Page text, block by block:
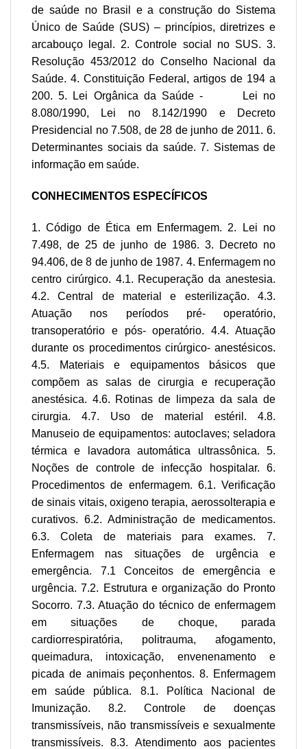
de saúde no Brasil e a construção do Sistema
Único de Saúde (SUS) – princípios, diretrizes e
arcabouço legal. 2. Controle social no SUS. 3.
Resolução 453/2012 do Conselho Nacional da
Saúde. 4. Constituição Federal, artigos de 194 a
200. 5. Lei Orgânica da Saúde ‐ Lei no
8.080/1990, Lei no 8.142/1990 e Decreto
Presidencial no 7.508, de 28 de junho de 2011. 6.
Determinantes sociais da saúde. 7. Sistemas de
informação em saúde.
CONHECIMENTOS ESPECÍFICOS
1. Código de Ética em Enfermagem. 2. Lei no
7.498, de 25 de junho de 1986. 3. Decreto no
94.406, de 8 de junho de 1987. 4. Enfermagem no
centro cirúrgico. 4.1. Recuperação da anestesia.
4.2. Central de material e esterilização. 4.3.
Atuação nos períodos pré‐ operatório,
transoperatório e pós‐ operatório. 4.4. Atuação
durante os procedimentos cirúrgico‐ anestésicos.
4.5. Materiais e equipamentos básicos que
compõem as salas de cirurgia e recuperação
anestésica. 4.6. Rotinas de limpeza da sala de
cirurgia. 4.7. Uso de material estéril. 4.8.
Manuseio de equipamentos: autoclaves; seladora
térmica e lavadora automática ultrassônica. 5.
Noções de controle de infecção hospitalar. 6.
Procedimentos de enfermagem. 6.1. Verificação
de sinais vitais, oxigeno terapia, aerossolterapia e
curativos. 6.2. Administração de medicamentos.
6.3. Coleta de materiais para exames. 7.
Enfermagem nas situações de urgência e
emergência. 7.1 Conceitos de emergência e
urgência. 7.2. Estrutura e organização do Pronto
Socorro. 7.3. Atuação do técnico de enfermagem
em situações de choque, parada
cardiorrespiratória, politrauma, afogamento,
queimadura, intoxicação, envenenamento e
picada de animais peçonhentos. 8. Enfermagem
em saúde pública. 8.1. Política Nacional de
Imunização. 8.2. Controle de doenças
transmissíveis, não transmissíveis e sexualmente
transmissíveis. 8.3. Atendimento aos pacientes